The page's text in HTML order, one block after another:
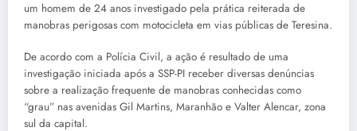
um homem de 24 anos investigado pela prática reiterada de
manobras perigosas com motocicleta em vias públicas de Teresina.
De acordo com a Polícia Civil, a ação é resultado de uma
investigação iniciada após a SSP-PI receber diversas denúncias
sobre a realização frequente de manobras conhecidas como
“grau” nas avenidas Gil Martins, Maranhão e Valter Alencar, zona
sul da capital.